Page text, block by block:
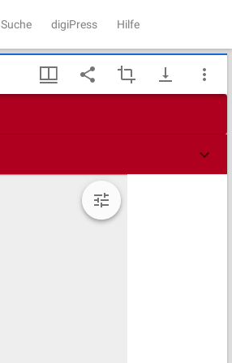
Suche digiPress Hilfe